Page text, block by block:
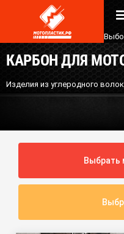
Вопрос / Ответ
Бренды
Мы в
Наши
КАРБОН ДЛЯ
Изделия из углеродного
Выбрать